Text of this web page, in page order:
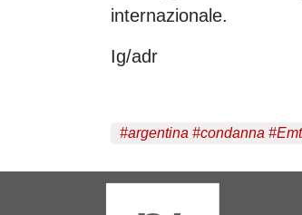
internazionale.
Ig/adr
#argentina #condanna #